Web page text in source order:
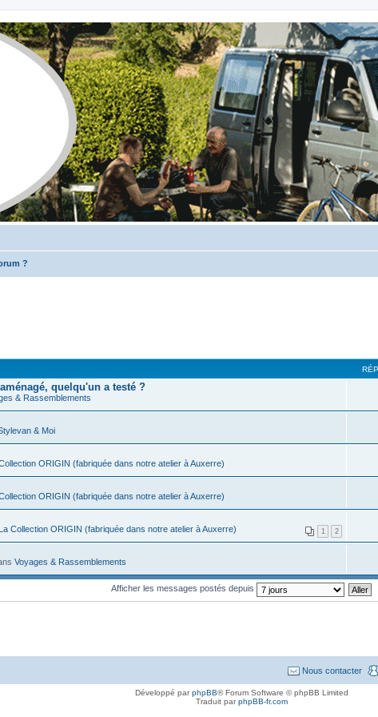
?
quelqu'un a testé ?
& Rassemblements
& Moi
ORIGIN (fabriquée dans notre atelier à Auxerre)
ORIGIN (fabriquée dans notre atelier à Auxerre)
1 2
La Collection ORIGIN (fabriquée dans notre atelier à Auxerre)
Voyages & Rassemblements
Afficher les messages postés depuis
Nous contacter
Développé parphpBB® Forum Software © phpBB Limited
Traduit parphpBB-fr.com